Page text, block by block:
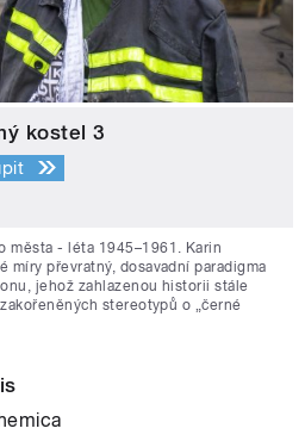
kostel 3
města - léta 1945–1961. Karin
míry převratný, dosavadní paradigma
jehož zahlazenou historii stále
stereotypů o „černé